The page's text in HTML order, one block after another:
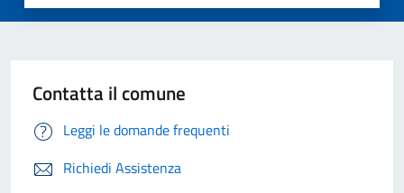
Contatta il comune
Leggi le domande frequenti
Richiedi Assistenza